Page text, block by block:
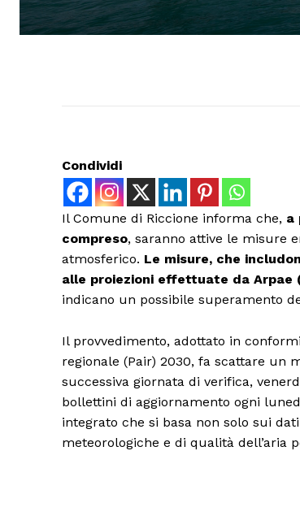
Condividi
Il Comune di Riccione informa che, a
compreso, saranno attive le misure
atmosferico. Le misure, che
alle proiezioni effettuate da Arpae
indicano un possibile superamento
Il provvedimento, adottato in
regionale (Pair) 2030, fa scattare un
successiva giornata di verifica,
bollettini di aggiornamento ogni
integrato che si basa non solo sui
meteorologiche e di qualità dell’aria